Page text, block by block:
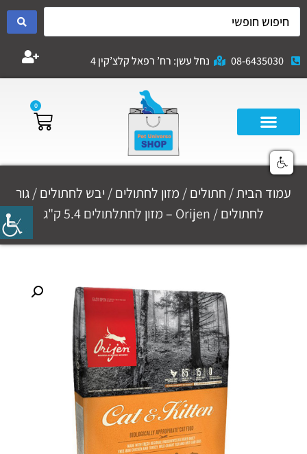
08-6435030 נחל עשן: רח’ רפאל קלצ’קין 4
0
עמוד הבית/ חתולים/ מזון לחתולים/ יבש לחתולים/גור
לחתולים/ Orijen – מזון לחתלתולים 5.4 ק"ג